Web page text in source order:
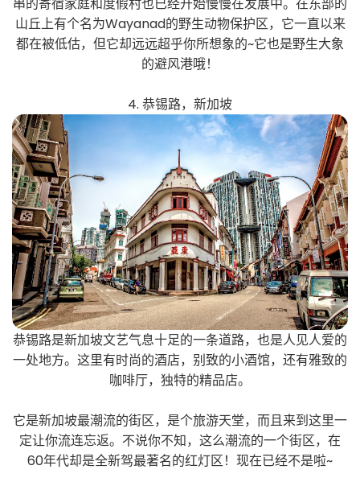
山丘上有个名为Wayanad的野生动物保护区，它一直以来
都在被低估，但它却远远超乎你所想象的~它也是野生大象
的避风港哦！
4. 恭锡路，新加坡
恭锡路是新加坡文艺气息十足的一条道路，也是人见人爱的
一处地方。这里有时尚的酒店，别致的小酒馆，还有雅致的
咖啡厅，独特的精品店。
它是新加坡最潮流的街区，是个旅游天堂，而且来到这里一
定让你流连忘返。不说你不知，这么潮流的一个街区，在
60年代却是全新驾最著名的红灯区！现在已经不是啦~